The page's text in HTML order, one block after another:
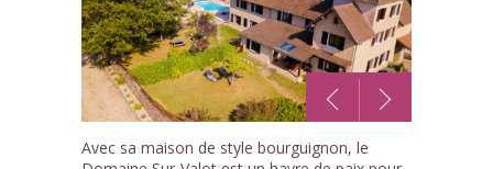
carnet
1 /14
Avec sa maison de style bourguignon, le